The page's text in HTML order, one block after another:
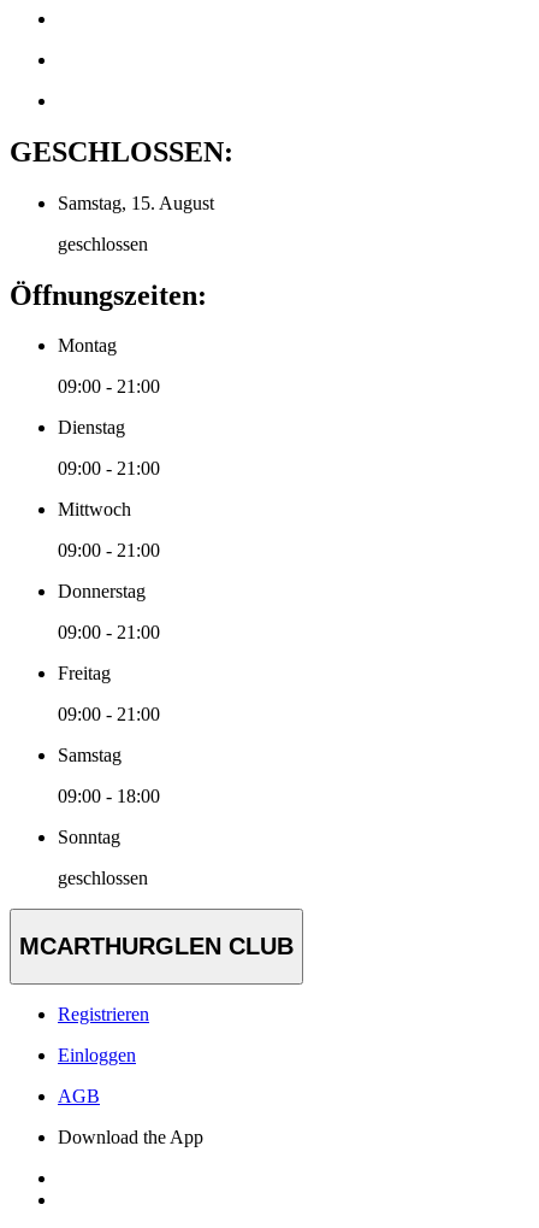
GESCHLOSSEN:
Samstag, 15. August
geschlossen
Öffnungszeiten:
Montag
09:00 - 21:00
Dienstag
09:00 - 21:00
Mittwoch
09:00 - 21:00
Donnerstag
09:00 - 21:00
Freitag
09:00 - 21:00
Samstag
09:00 - 18:00
Sonntag
geschlossen
MCARTHURGLEN CLUB
Registrieren
Einloggen
AGB
Download the App